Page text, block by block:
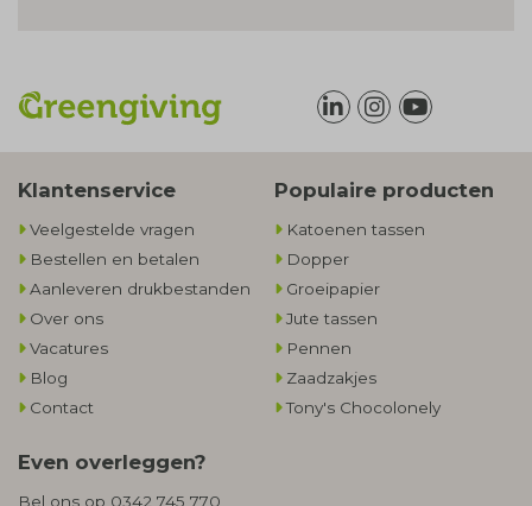
Klantenservice
Veelgestelde vragen
Bestellen en betalen
Aanleveren drukbestanden
Over ons
Vacatures
Blog
Contact
Populaire producten
Katoenen tassen
Dopper
Groeipapier
Jute tassen
Pennen
Zaadzakjes
Tony's Chocolonely
Even overleggen?
Bel ons op 0342 745 770